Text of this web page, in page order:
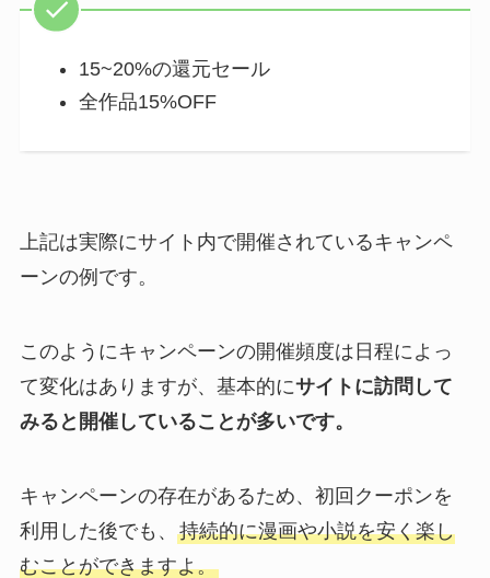
15~20%の還元セール
全作品15%OFF
上記は実際にサイト内で開催されているキャンペ
ーンの例です。
このようにキャンペーンの開催頻度は日程によっ
て変化はありますが、基本的にサイトに訪問して
みると開催していることが多いです。
キャンペーンの存在があるため、初回クーポンを
利用した後でも、 持続的に漫画や小説を安く楽し
むことができますよ。